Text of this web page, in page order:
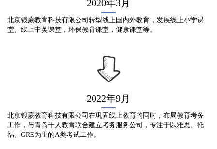
2020年3月
北京银蕨教育科技有限公司转型线上国内外教育，发展线上小学课
堂、线上中英课堂，环保教育课堂，健康课堂等。
2022年9月
北京银蕨教育科技有限公司在巩固线上教育的同时，布局教育考务
工作，与青岛千人教育联合建立考务服务公司，专注于以雅思、托
福、GRE为主的A类考试工作。